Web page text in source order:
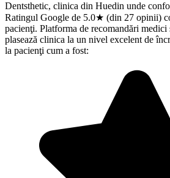
Dentsthetic, clinica din Huedin unde
Ratingul Google de 5.0★ (din 27 opinii)
pacienţi. Platforma de recomandări
plasează clinica la un nivel excelent de
la pacienţi cum a fost: